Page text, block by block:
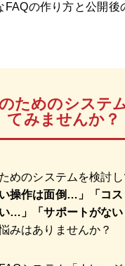
FAQの作り方と公開後
ためのシステ
てみませんか？
めのシステムを検討
い操作は面倒…」「コ
…」「サポートがない
みはありませんか？